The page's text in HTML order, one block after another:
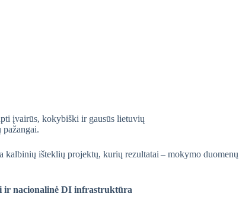
įvairūs, kokybiški ir gausūs lietuvių
kalbinių išteklių projektų, kurių rezultatai – mokymo duomenų
ir nacionalinė DI infrastruktūra